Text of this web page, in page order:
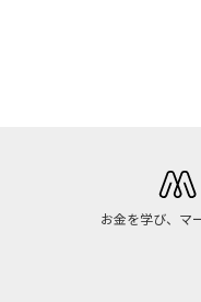
お金を学び、マ